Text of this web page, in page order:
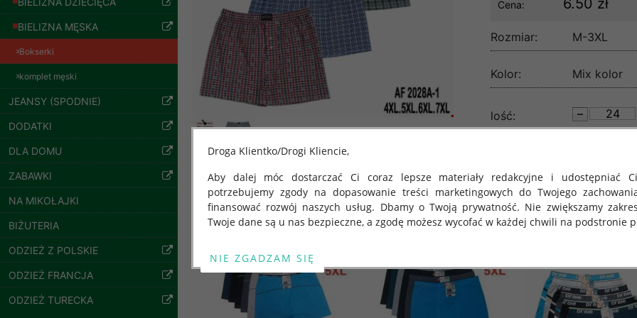
BIELIZNA MĘSKA
Bokserki
komplet męski
JEANSY (SPODNIE)
DODATKI
DLA DOMU
ZABAWKI
NA MIKOŁAJKI
BIŻUTERIA
ODZIEŻ Z POLSKIE
ODZIEŻ FRANCJA
ODZIEŻ TURECKA
Bluzy damskie Roz
szczegóły
Cena: 6.50 zł
Rozmiar: M-3XL
Kolor: Mix kolor
lość:
Inne produkty
Droga Klientko/Drogi Kliencie,
Aby dalej móc dostarczać Ci coraz lepsze materiały redakcyjne i udostępniać
potrzebujemy zgody na dopasowanie treści marketingowych do Twojego
finansować rozwój naszych usług. Dbamy o Twoją prywatność. Nie zwiększamy
Twoje dane są u nas bezpieczne, a zgodę możesz wycofać w każdej chwili na podstronie
Od 25 maja 2018 roku obowiązuje Rozporządzenie Parlamentu Europejskiego i Rady
kwietnia 2016 r. w sprawie ochrony osób fizycznych w związku z przetwarzaniem danych
swobodnego przepływu takich danych oraz uchylenia dyrektywy 95/46/WE (określane
"GDPR" lub "Ogólne Rozporządzenie o Ochronie Danych"). W związku z tym
przetwarzaniu Twoich danych oraz zasadach, na jakich odbywa się to po dniu 25